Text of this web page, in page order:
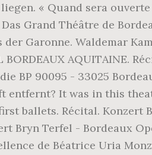
« Quand sera
Grand Théâtre de
Garonne. Waldemar
BORDEAUX
BP 90095 - 33025
entfernt? It was in this
ballets. Récital. Konzert
Bryn Terfel - Bordeaux
de Béatrice Uria